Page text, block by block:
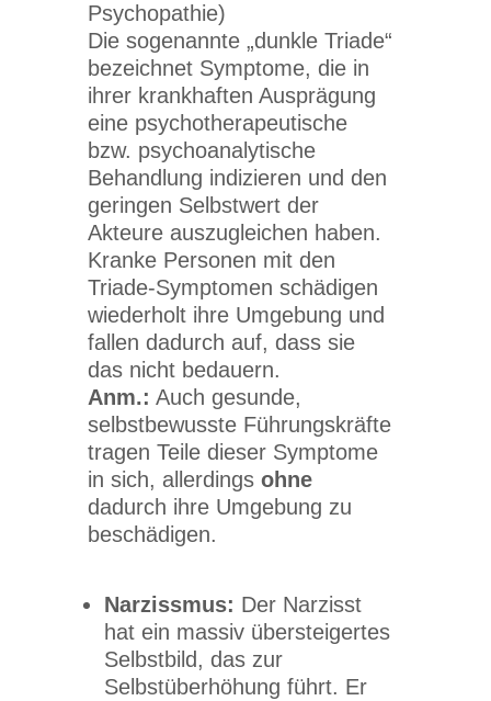
Psychopathie)
Die sogenannte „dunkle Triade“
bezeichnet Symptome, die in
ihrer krankhaften Ausprägung
eine psychotherapeutische
bzw. psychoanalytische
Behandlung indizieren und den
geringen Selbstwert der
Akteure auszugleichen haben.
Kranke Personen mit den
Triade-Symptomen schädigen
wiederholt ihre Umgebung und
fallen dadurch auf, dass sie
das nicht bedauern.
Anm.: Auch gesunde,
selbstbewusste Führungskräfte
tragen Teile dieser Symptome
in sich, allerdings ohne
dadurch ihre Umgebung zu
beschädigen.
Narzissmus: Der Narzisst
hat ein massiv übersteigertes
Selbstbild, das zur
Selbstüberhöhung führt. Er